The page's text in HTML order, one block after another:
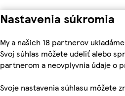
Nastavenia súkromia
My a našich 18 partnerov
Svoj súhlas môžete udeliť alebo
partnerom a neovplyvnia údaje o
Svoje nastavenia súhlasu môžete